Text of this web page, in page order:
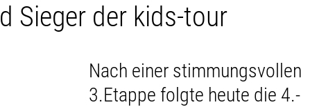
Sieger der kids-tour
Nach einer stimmungsvollen
3.Etappe folgte heute die 4.-